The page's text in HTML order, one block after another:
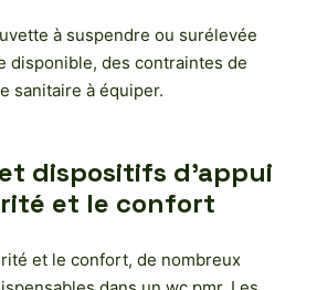
à suspendre ou surélevée
disponible, des contraintes de
sanitaire à équiper.
dispositifs d’appui
et le confort
et le confort, de nombreux